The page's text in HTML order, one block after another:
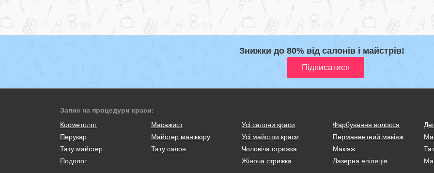
Знижки до 80% від салонів і майстрів!
Запис на процедури краси:
Косметолог
Масажист
Перукар
Майстер манікюру
Тату майстер
Тату салон
Подолог
Усі салони краси
Усі майстри краси
Чоловіча стрижка
Жіноча стрижка
Фарбування волосся
Перманентний макіяж
Макіяж
Лазерна епіляція